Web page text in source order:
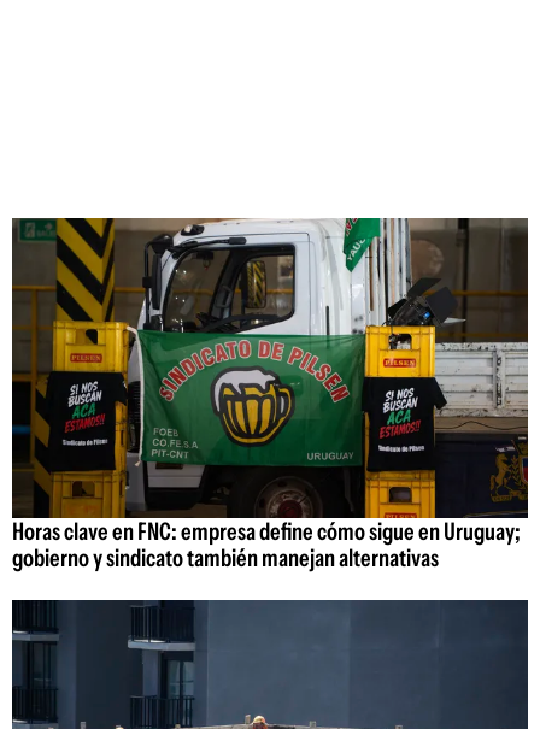
Horas clave en FNC: empresa define cómo sigue en Uruguay;
gobierno y sindicato también manejan alternativas